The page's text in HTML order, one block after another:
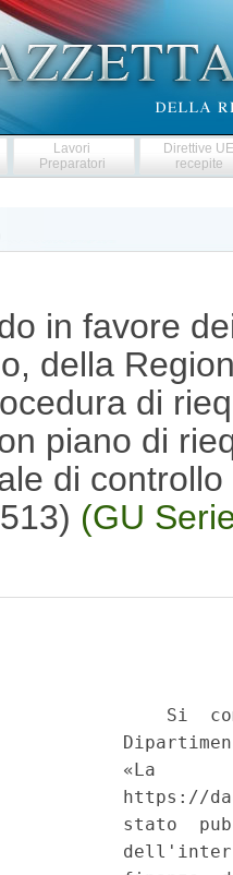
Lavori
Preparatori
Direttive
recepite
in favore
della
di
piano di
di
(GU